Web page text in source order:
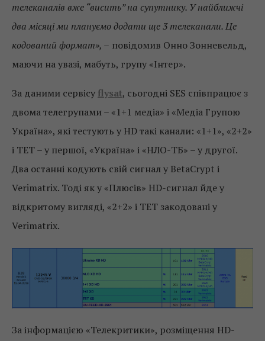
телеканалів вже “висить” на супутнику. У найближчі
два місяці ми плануємо додати ще 3 телеканали. Це
кодований формат», – повідомив Онно Зонневельд,
маючи на увазі, мабуть, групу «Інтер».
За даними сервісу flysat, сьогодні SES співпрацює з
двома телегрупами – «1+1 медіа» і «Медіа Групою
Україна», які тестують у HD такі канали: «1+1», «2+2»
і ТЕТ – у першої, «Україна» і «НЛО-ТБ» – у другої.
Два останні кодують свій сигнал у BetaCrypt і
Verimatrix. Тоді як у «Плюсів» HD-сигнал йде у
відкритому вигляді, «2+2» і ТЕТ закодовані у
Verimatrix.
За інформацією «Телекритики», розміщення HD-